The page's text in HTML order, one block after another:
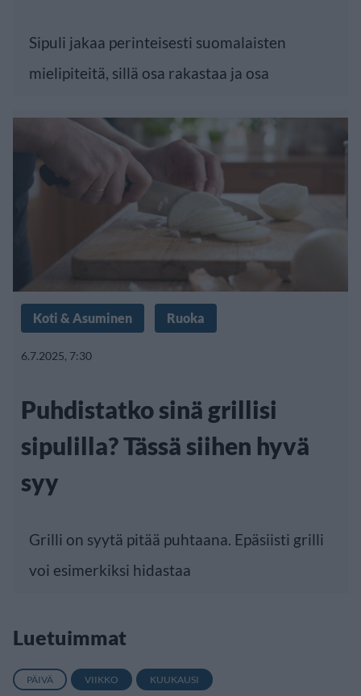
Sipuli jakaa perinteisesti suomalaisten
mielipiteitä, sillä osa rakastaa ja osa
Koti & Asuminen Ruoka
6.7.2025, 7:30
Puhdistatko sinä grillisi
sipulilla? Tässä siihen hyvä
syy
Grilli on syytä pitää puhtaana. Epäsiisti grilli
voi esimerkiksi hidastaa
Luetuimmat
PÄIVÄ VIIKKO KUUKAUSI